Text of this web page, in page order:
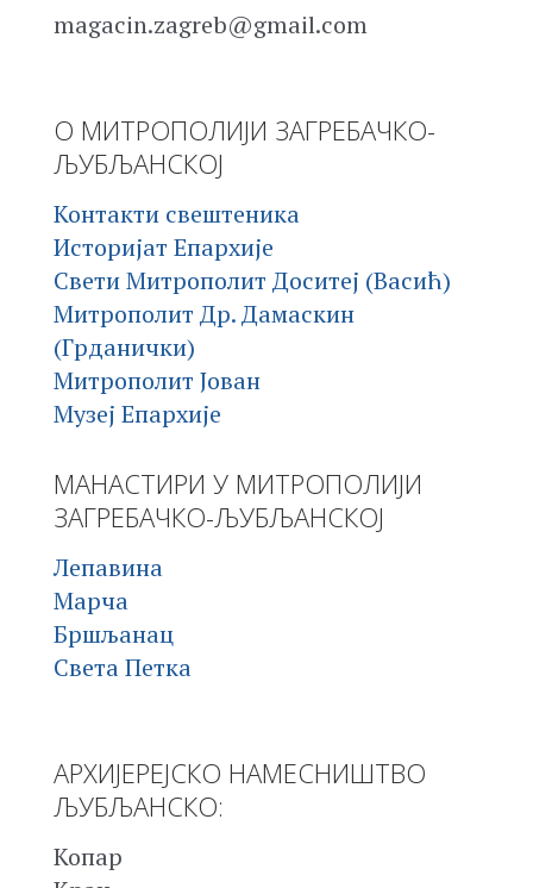
magacin.zagreb@gmail.com
О МИТРОПОЛИЈИ ЗАГРЕБАЧКО-
ЉУБЉАНСКОЈ
Контакти свештеника
Историјат Епархије
Свети Митрополит Доситеј (Васић)
Митрополит Др. Дамаскин
(Грданички)
Митрополит Јован
Музеј Епархије
МАНАСТИРИ У МИТРОПОЛИЈИ
ЗАГРЕБАЧКО-ЉУБЉАНСКОЈ
Лепавина
Марча
Бршљанац
Света Петка
АРХИЈЕРЕЈСКО НАМЕСНИШТВО
ЉУБЉАНСКО:
Копар